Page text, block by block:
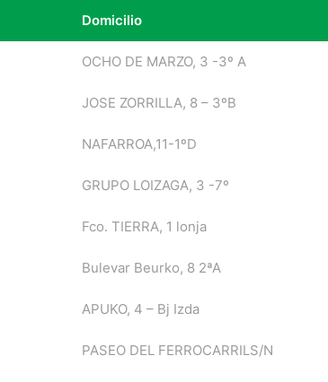
Domicilio
Domicilio
OCHO DE MARZO, 3 -3º A
JOSE ZORRILLA, 8 – 3ºB
NAFARROA,11-1ºD
GRUPO LOIZAGA, 3 -7º
Fco. TIERRA, 1 lonja
Bulevar Beurko, 8 2ªA
APUKO, 4 – Bj Izda
PASEO DEL FERROCARRILS/N